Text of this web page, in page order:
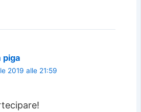
piga
2019 alle 21:59